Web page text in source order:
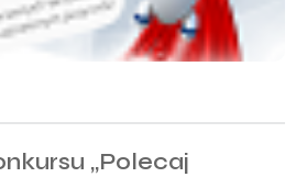
„Polecaj